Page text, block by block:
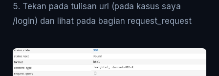
5. Tekan pada tulisan url (pada kasus saya
/login) dan lihat pada bagian request_request